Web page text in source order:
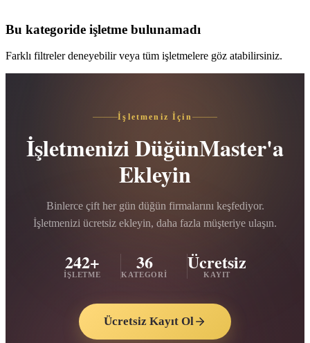
Bu kategoride işletme bulunamadı
Farklı filtreler deneyebilir veya tüm işletmelere göz atabilirsiniz.
İşletmeniz İçin
İşletmenizi DüğünMaster'a
Ekleyin
Binlerce çift her gün düğün firmalarını keşfediyor.
İşletmenizi ücretsiz ekleyin, daha fazla müşteriye ulaşın.
242+
İŞLETME
36
KATEGORI
Ücretsiz
KAYIT
Ücretsiz Kayıt Ol